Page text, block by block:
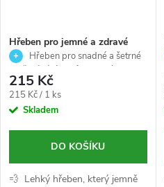
Hřeben pro jemné a zdravé
rozčesávání vlasů - Rutin
comb - Björk
Hřeben pro snadné a šetrné
všechny typy vlasů
215 Kč
Měrná
cena:
215 Kč / 1 ks
Skladem
DO KOŠÍKU
💨 Lehký hřeben, který jemně